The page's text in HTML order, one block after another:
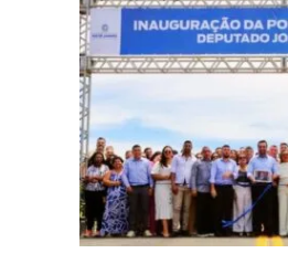
Porto
liga